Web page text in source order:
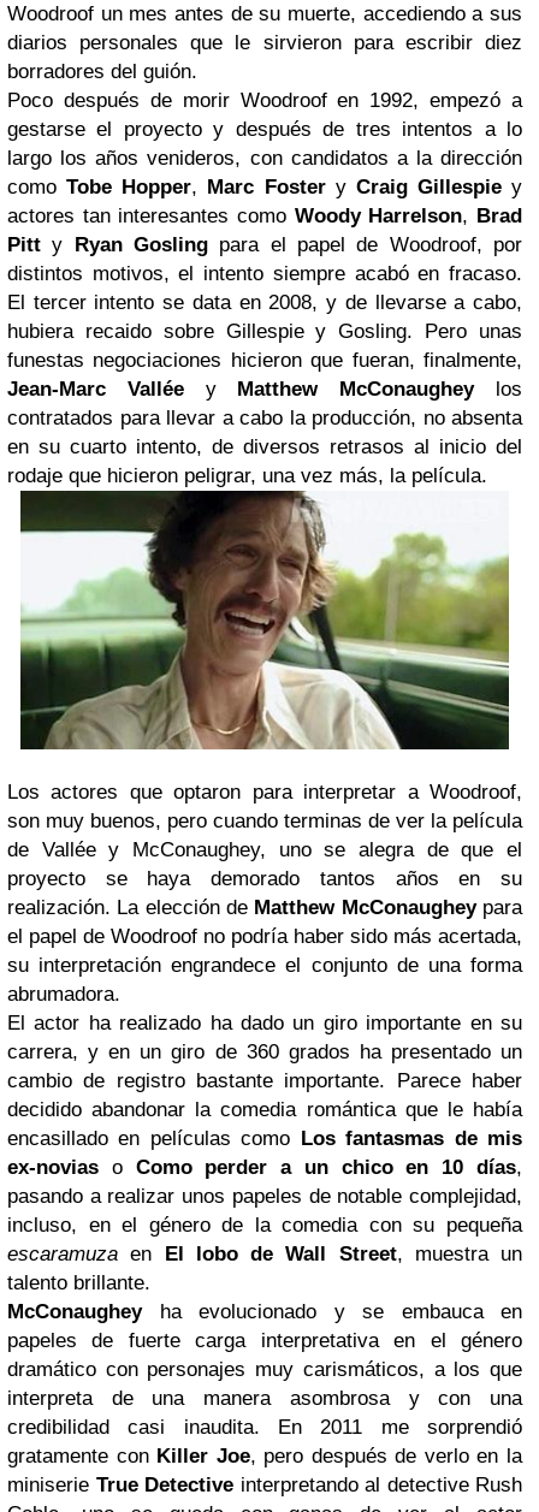
Woodroof un mes antes de su muerte, accediendo a sus
diarios personales que le sirvieron para escribir diez
borradores del guión.
Poco después de morir Woodroof en 1992, empezó a
gestarse el proyecto y después de tres intentos a lo
largo los años venideros, con candidatos a la dirección
comoTobe Hopper, Marc Fostery Craig Gillespie y
actores tan interesantes como Woody Harrelson, Brad
Pitt y Ryan Gosling para el papel de Woodroof, por
distintos motivos, el intento siempre acabó en fracaso.
El tercer intento se data en 2008, y de llevarse a cabo,
hubiera recaido sobre Gillespie y Gosling. Pero unas
funestas negociaciones hicieron que fueran, finalmente,
Jean-Marc Valléey Matthew McConaugheylos
contratados para llevar a cabo la producción, no absenta
en su cuarto intento, de diversos retrasos al inicio del
rodaje que hicieron peligrar, una vez más, la película.
Los actores que optaron para interpretar a Woodroof,
son muy buenos, pero cuando terminas de ver la película
de Vallée y McConaughey, uno se alegra de que el
proyecto se haya demorado tantos años en su
realización. La elección de Matthew McConaugheypara
el papel de Woodroof no podría haber sido más acertada,
su interpretación engrandece el conjunto de una forma
abrumadora.
El actor ha realizado ha dado un giro importante en su
carrera, y en un giro de 360 grados ha presentado un
cambio de registro bastante importante. Parece haber
decidido abandonar la comedia romántica que le había
encasillado en películas como
Los fantasmas de mis
ex-novias o Como perder a un chico en 10 días,
pasando a realizar unos papeles de notable complejidad,
incluso, en el género de la comedia con su pequeña
escaramuzaen El lobo de Wall Street, muestra un
talento brillante.
McConaugheyha evolucionado y se embauca en
papeles de fuerte carga interpretativa en el género
dramático con personajes muy carismáticos, a los que
interpreta de una manera asombrosa y con una
credibilidad casi inaudita. En 2011 me sorprendió
gratamente con Killer Joe, pero después de verlo en la
miniserie True Detective interpretando al detective Rush